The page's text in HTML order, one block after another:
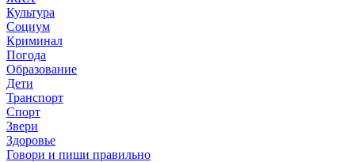
Культура
Социум
Криминал
Погода
Образование
Дети
Транспорт
Спорт
Звери
Здоровье
Говори и пиши правильно